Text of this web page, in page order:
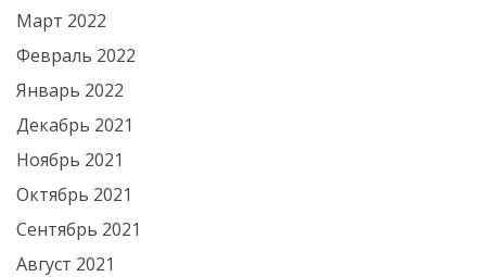
Март 2022
Февраль 2022
Январь 2022
Декабрь 2021
Ноябрь 2021
Октябрь 2021
Сентябрь 2021
Август 2021